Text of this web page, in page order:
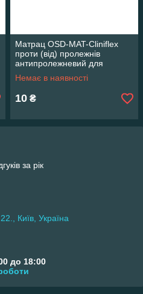
Матрац OSD-MAT-Cliniflex
проти (від) пролежнів
антипролежневий для
лежачого хворого
Немає в наявності
10 ₴
за рік
Київ, Україна
до 18:00